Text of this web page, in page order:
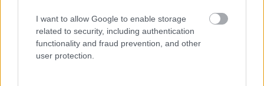
I want to allow Google to enable storage
related to security, including authentication
functionality and fraud prevention, and other
user protection.